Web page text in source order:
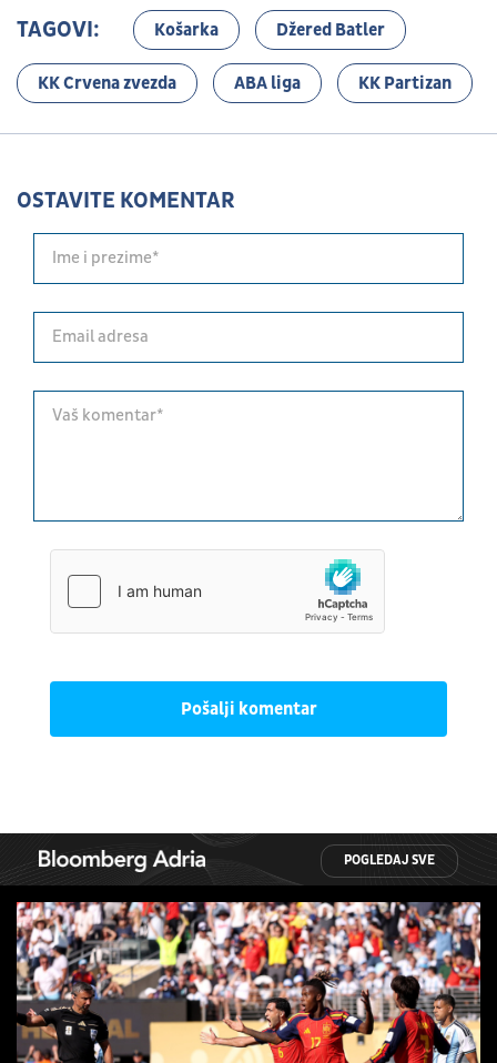
TAGOVI: Košarka Džered Batler
KK Crvena zvezda ABA liga KK Partizan
OSTAVITE KOMENTAR
Pošalji komentar
POGLEDAJ SVE